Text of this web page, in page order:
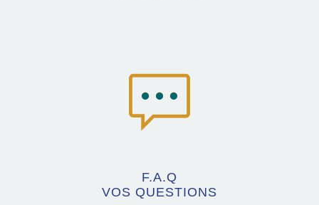
F.A.Q
VOS QUESTIONS